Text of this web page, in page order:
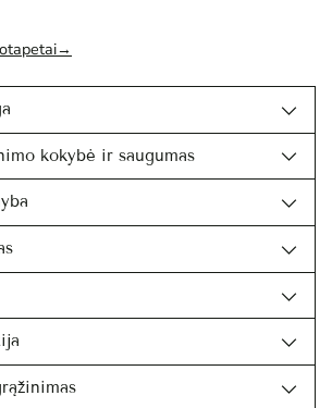
kokybė ir saugumas